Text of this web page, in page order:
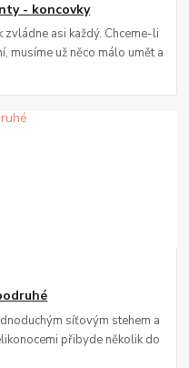
- koncovky
asi každý. Chceme-li
musíme už něco málo umět a
síťovým stehem a
přibyde několik do